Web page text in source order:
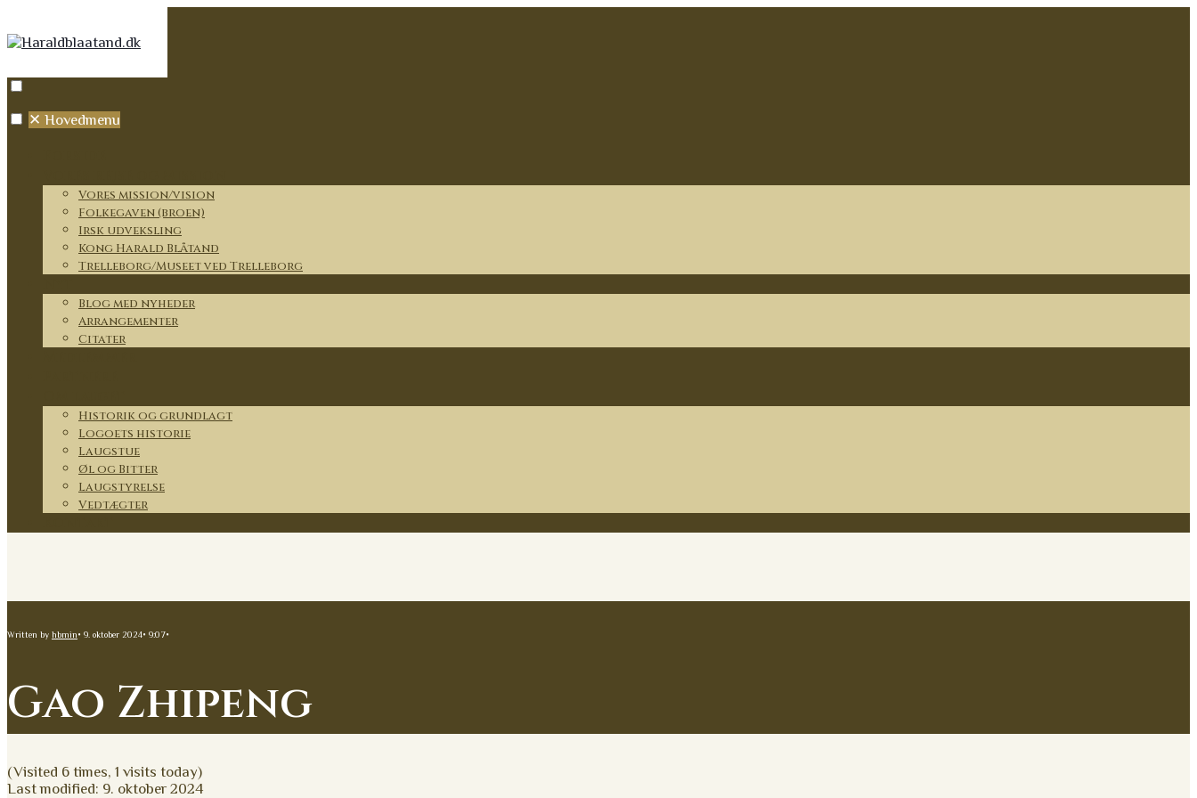
✕ Hovedmenu
Vores mission/vision
Folkegaven (broen)
Irsk udveksling
Kong Harald Blåtand
Trelleborg/Museet ved Trelleborg
Blog med nyheder
Arrangementer
Citater
Historik og grundlagt
Logoets historie
Laugstue
Øl og Bitter
Laugstyrelse
Vedtægter
Written by hbmin• 9. oktober 2024• 9:07•
Gao Zhipeng
(Visited 6 times, 1 visits today)
Last modified: 9. oktober 2024